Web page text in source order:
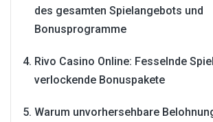
des gesamten Spielangebots und
Bonusprogramme
Rivo Casino Online: Fesselnde
verlockende Bonuspakete
Warum unvorhersehbare